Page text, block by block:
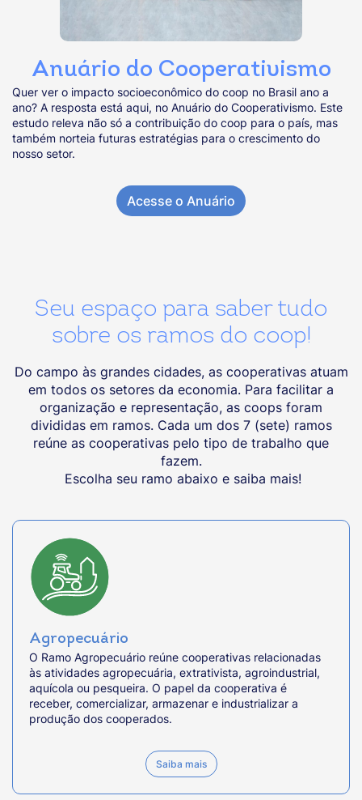
Anuário do Cooperativismo
Quer ver o impacto socioeconômico do coop no Brasil ano a
ano? A resposta está aqui, no Anuário do Cooperativismo. Este
estudo releva não só a contribuição do coop para o país, mas
também norteia futuras estratégias para o crescimento do
nosso setor.
Acesse o Anuário
Seu espaço para saber tudo
sobre os ramos do coop!
Do campo às grandes cidades, as cooperativas atuam
em todos os setores da economia. Para facilitar a
organização e representação, as coops foram
divididas em ramos. Cada um dos 7 (sete) ramos
reúne as cooperativas pelo tipo de trabalho que
fazem.
Escolha seu ramo abaixo e saiba mais!
Agropecuário
O Ramo Agropecuário reúne cooperativas relacionadas
às atividades agropecuária, extrativista, agroindustrial,
aquícola ou pesqueira. O papel da cooperativa é
receber, comercializar, armazenar e industrializar a
produção dos cooperados.
Saiba mais